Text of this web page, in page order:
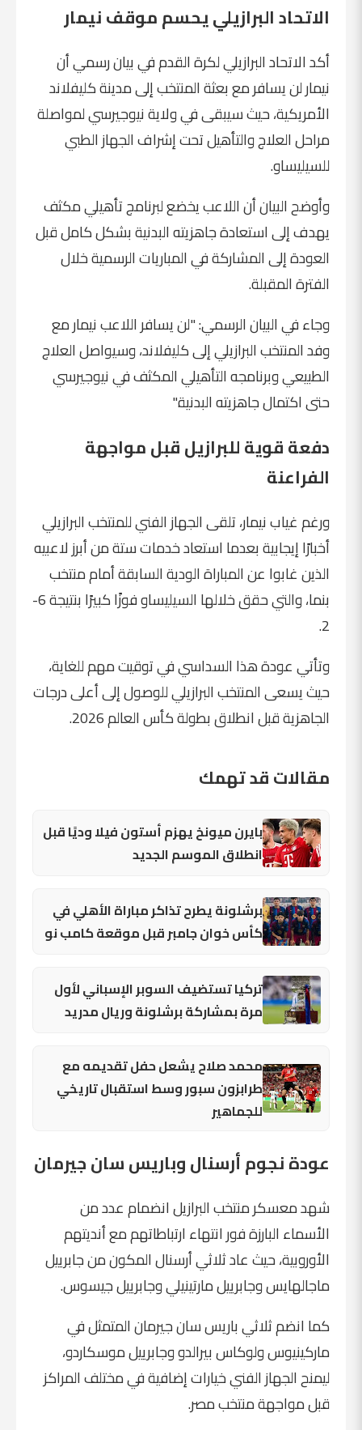
الاتحاد البرازيلي يحسم موقف نيمار
أكد الاتحاد البرازيلي لكرة القدم في بيان رسمي أن
نيمار لن يسافر مع بعثة المنتخب إلى مدينة كليفلاند
الأمريكية، حيث سيبقى في ولاية نيوجيرسي لمواصلة
مراحل العلاج والتأهيل تحت إشراف الجهاز الطبي
للسيليساو.
وأوضح البيان أن اللاعب يخضع لبرنامج تأهيلي مكثف
يهدف إلى استعادة جاهزيته البدنية بشكل كامل قبل
العودة إلى المشاركة في المباريات الرسمية خلال
الفترة المقبلة.
وجاء في البيان الرسمي: "لن يسافر اللاعب نيمار مع
وفد المنتخب البرازيلي إلى كليفلاند، وسيواصل العلاج
الطبيعي وبرنامجه التأهيلي المكثف في نيوجيرسي
حتى اكتمال جاهزيته البدنية."
دفعة قوية للبرازيل قبل مواجهة
الفراعنة
ورغم غياب نيمار، تلقى الجهاز الفني للمنتخب البرازيلي
أخبارًا إيجابية بعدما استعاد خدمات ستة من أبرز لاعبيه
الذين غابوا عن المباراة الودية السابقة أمام منتخب
بنما، والتي حقق خلالها السيليساو فوزًا كبيرًا بنتيجة 6-
2.
وتأتي عودة هذا السداسي في توقيت مهم للغاية،
حيث يسعى المنتخب البرازيلي للوصول إلى أعلى درجات
الجاهزية قبل انطلاق بطولة كأس العالم 2026.
مقالات قد تهمك
بايرن ميونخ يهزم أستون فيلا وديًا قبل
انطلاق الموسم الجديد
برشلونة يطرح تذاكر مباراة الأهلي في
كأس خوان جامبر قبل موقعة كامب نو
تركيا تستضيف السوبر الإسباني لأول
مرة بمشاركة برشلونة وريال مدريد
محمد صلاح يشعل حفل تقديمه مع
طرابزون سبور وسط استقبال تاريخي
للجماهير
عودة نجوم أرسنال وباريس سان جيرمان
شهد معسكر منتخب البرازيل انضمام عدد من
الأسماء البارزة فور انتهاء ارتباطاتهم مع أنديتهم
الأوروبية، حيث عاد ثلاثي أرسنال المكون من جابرييل
ماجالهايس وجابرييل مارتينيلي وجابرييل جيسوس.
كما انضم ثلاثي باريس سان جيرمان المتمثل في
ماركينيوس ولوكاس بيرالدو وجابرييل موسكاردو،
ليمنح الجهاز الفني خيارات إضافية في مختلف المراكز
قبل مواجهة منتخب مصر.